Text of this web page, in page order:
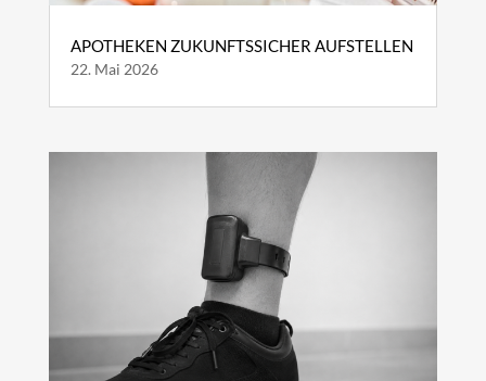
APOTHEKEN ZUKUNFTSSICHER AUFSTELLEN
22. Mai 2026